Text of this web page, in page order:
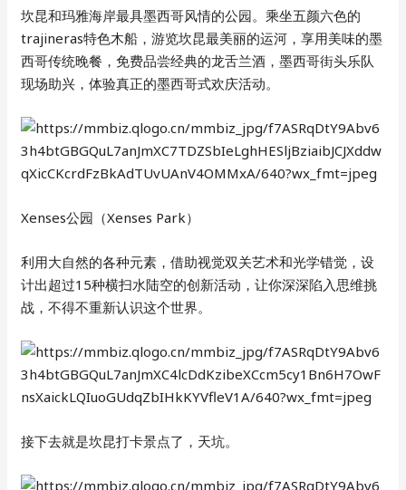
坎昆和玛雅海岸最具墨西哥风情的公园。乘坐五颜六色的
trajineras特色木船，游览坎昆最美丽的运河，享用美味的墨
西哥传统晚餐，免费品尝经典的龙舌兰酒，墨西哥街头乐队
现场助兴，体验真正的墨西哥式欢庆活动。
Xenses公园（Xenses Park）
利用大自然的各种元素，借助视觉双关艺术和光学错觉，设
计出超过15种横扫水陆空的创新活动，让你深深陷入思维挑
战，不得不重新认识这个世界。
接下去就是坎昆打卡景点了，天坑。